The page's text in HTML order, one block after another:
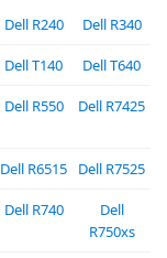
Dell R240 Dell R340
Dell T140 Dell T640
Dell R550 Dell R7425
Dell R6515 Dell R7525
Dell R740
Dell
R750xs